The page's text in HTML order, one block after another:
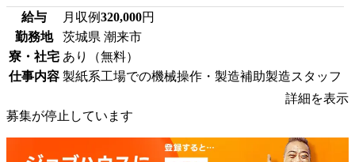
給与 月収例320,000円
勤務地
茨城県 潮来市
寮・社宅 あり（無料）
仕事内容 製紙系工場での機械操作・製造補助製造スタッフ
詳細を表示
募集が停止しています